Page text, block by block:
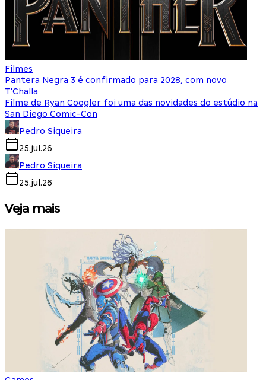
Filmes
Pantera Negra 3 é confirmado para 2028, com novo
T'Challa
Filme de Ryan Coogler foi uma das novidades do estúdio na
San Diego Comic-Con
Pedro Siqueira
25.jul.26
Pedro Siqueira
25.jul.26
Veja mais